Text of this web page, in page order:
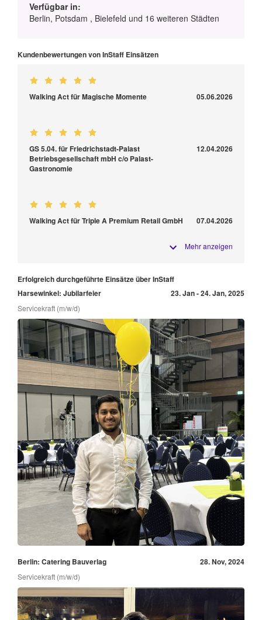
Verfügbar in:
Berlin, Potsdam , Bielefeld und 16 weiteren Städten
Kundenbewertungen von InStaff Einsätzen
Walking Act für Magische Momente 05.06.2026
GS 5.04. für Friedrichstadt-Palast
Betriebsgesellschaft mbH c/o Palast-
Gastronomie
12.04.2026
Walking Act für Triple A Premium Retail GmbH 07.04.2026
Mehr anzeigen
Erfolgreich durchgeführte Einsätze über InStaff
Harsewinkel: Jubilarfeier
23. Jan - 24. Jan, 2025
Servicekraft (m/w/d)
Berlin: Catering Bauverlag 28. Nov, 2024
Servicekraft (m/w/d)